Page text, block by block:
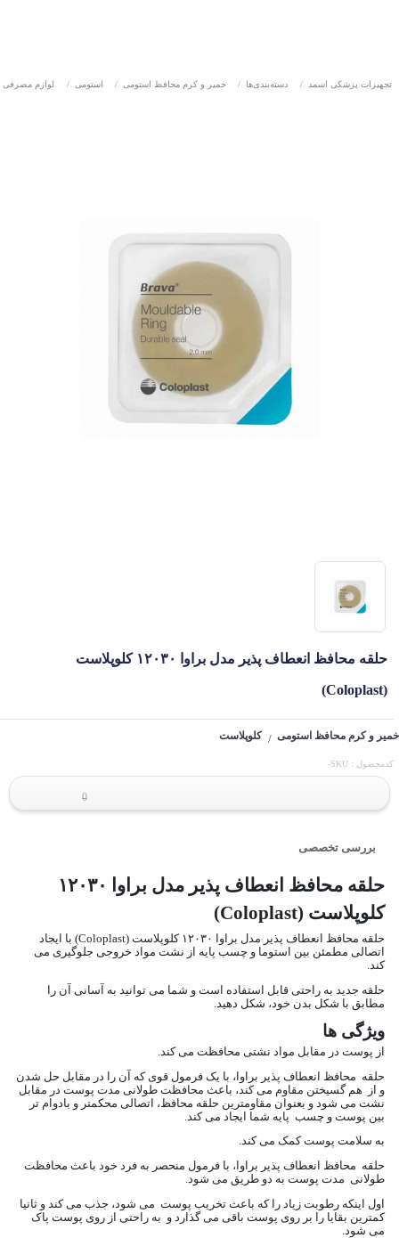
تجهیزات پزشکی اسمد / دسته‌بندی‌ها / خمیر و کرم محافظ استومی / استومی / لوازم
حلقه محافظ انعطاف پذیر مدل براوا ۱۲۰۳۰ کلوپلاست
(Coloplast)
خمیر و کرم محافظ استومی / کلوپلاست
کدمحصول : SKU-
0
بررسی تخصصی
حلقه محافظ انعطاف پذیر مدل براوا ۱۲۰۳۰
کلوپلاست (Coloplast)
حلقه محافظ انعطاف پذیر مدل براوا ۱۲۰۳۰ کلوپلاست (Coloplast) با ایجاد
اتصالی مطمئن بین استوما و چسب پایه از نشت مواد خروجی جلوگیری می
کند.
حلقه جدید به راحتی قابل استفاده است و شما می توانید به آسانی آن را
مطابق با شکل بدن خود، شکل دهید.
ویژگی ها
از پوست در مقابل مواد نشتی محافظت می کند.
حلقه محافظ انعطاف پذیر براوا، با یک فرمول قوی که آن را در مقابل حل شدن
و از هم گسیختن مقاوم می کند، باعث محافظت طولانی مدت پوست در مقابل
نشت می شود و بعنوان مقاومترین حلقه محافظ، اتصالی محکمتر و بادوام تر
بین پوست و چسب پایه شما ایجاد می کند.
به سلامت پوست کمک می کند.
حلقه محافظ انعطاف پذیر براوا، با فرمول منحصر به فرد خود باعث محافظت
طولانی مدت پوست به دو طریق می شود.
اول اینکه رطوبت زیاد را که باعث تخریب پوست می شود، جذب می کند و ثانیا
کمترین بقایا را بر روی پوست باقی می گذارد و به راحتی از روی پوست پاک
می شود.